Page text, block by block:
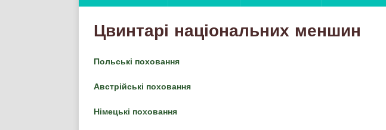
Цвинтарі національних меншин
Польські поховання
Австрійські поховання
Німецькі поховання